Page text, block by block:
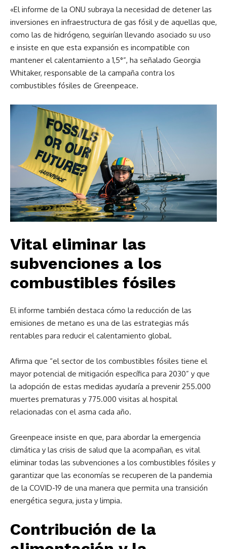
«El informe de la ONU subraya la necesidad de detener las
inversiones en infraestructura de gas fósil y de aquellas que,
como las de hidrógeno, seguirían llevando asociado su uso
e insiste en que esta expansión es incompatible con
mantener el calentamiento a 1,5°”, ha señalado Georgia
Whitaker, responsable de la campaña contra los
combustibles fósiles de Greenpeace.
Vital eliminar las
subvenciones a los
combustibles fósiles
El informe también destaca cómo la reducción de las
emisiones de metano es una de las estrategias más
rentables para reducir el calentamiento global.
Afirma que “el sector de los combustibles fósiles tiene el
mayor potencial de mitigación específica para 2030” y que
la adopción de estas medidas ayudaría a prevenir 255.000
muertes prematuras y 775.000 visitas al hospital
relacionadas con el asma cada año.
Greenpeace insiste en que, para abordar la emergencia
climática y las crisis de salud que la acompañan, es vital
eliminar todas las subvenciones a los combustibles fósiles y
garantizar que las economías se recuperen de la pandemia
de la COVID-19 de una manera que permita una transición
energética segura, justa y limpia.
Contribución de la